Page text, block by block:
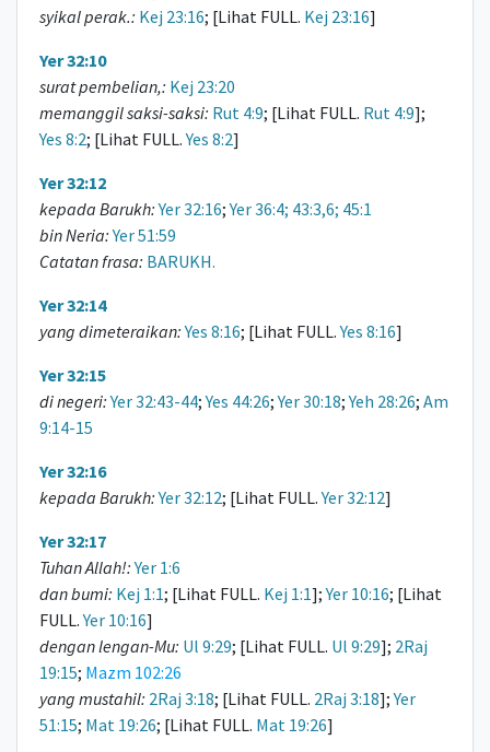
syikal perak.: Kej 23:16; [Lihat FULL. Kej 23:16]
Yer 32:10
surat pembelian,: Kej 23:20
memanggil saksi-saksi: Rut 4:9; [Lihat FULL. Rut 4:9];
Yes 8:2; [Lihat FULL.Yes 8:2]
Yer 32:12
kepada Barukh: Yer 32:16;Yer 36:4; 43:3,6; 45:1
bin Neria: Yer 51:59
Catatan frasa: BARUKH.
Yer 32:14
yang dimeteraikan: Yes 8:16; [Lihat FULL.Yes 8:16]
Yer 32:15
di negeri: Yer 32:43-44;Yes 44:26;Yer 30:18;Yeh 28:26; Am
9:14-15
Yer 32:16
kepada Barukh: Yer 32:12; [Lihat FULL.Yer 32:12]
Yer 32:17
Tuhan Allah!: Yer 1:6
dan bumi: Kej 1:1; [Lihat FULL. Kej 1:1];Yer 10:16; [Lihat
FULL.Yer 10:16]
dengan lengan-Mu: Ul 9:29; [Lihat FULL. Ul 9:29]; 2Raj
19:15; Mazm 102:26
yang mustahil: 2Raj 3:18; [Lihat FULL. 2Raj 3:18];Yer
51:15; Mat 19:26; [Lihat FULL. Mat 19:26]